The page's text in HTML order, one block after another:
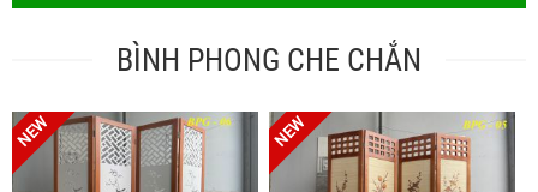
BÌNH PHONG CHE CHẮN